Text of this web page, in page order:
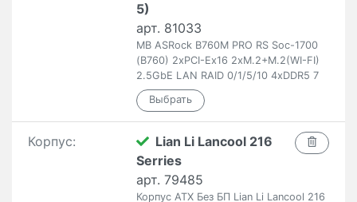
5)
арт. 81033
MB ASRock B760M PRO RS Soc-1700
(B760) 2xPCI-Ex16 2xM.2+M.2(WI-FI)
2.5GbE LAN RAID 0/1/5/10 4xDDR5 7
Корпус:
Lian Li Lancool 216
Serries
арт. 79485
Корпус ATX Без БП Lian Li Lancool 216